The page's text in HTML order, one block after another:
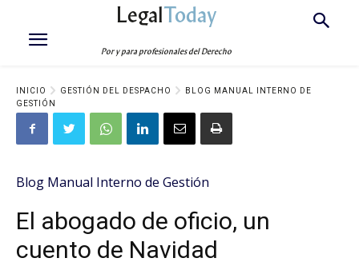
LegalToday
Por y para profesionales del Derecho
INICIO GESTIÓN DEL DESPACHO
BLOG MANUAL INTERNO DE
GESTIÓN
Blog Manual Interno de Gestión
El abogado de oficio, un
cuento de Navidad